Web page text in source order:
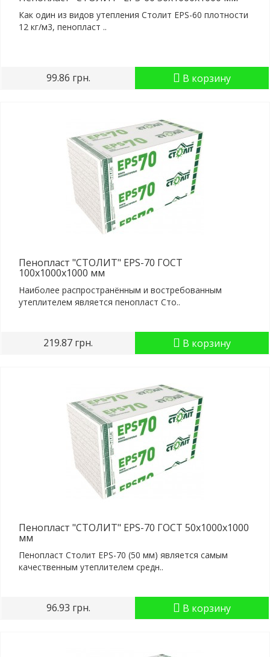
Как один из видов утепления Столит EPS-60 плотности
12 кг/м3, пенопласт ..
99.86 грн. В корзину
Пенопласт "СТОЛИТ" EPS-70 ГОСТ
100x1000x1000 мм
Наиболее распространённым и востребованным
утеплителем является пенопласт Сто..
219.87 грн. В корзину
Пенопласт "СТОЛИТ" EPS-70 ГОСТ 50x1000x1000
мм
Пенопласт Столит EPS-70 (50 мм) является самым
качественным утеплителем средн..
96.93 грн. В корзину